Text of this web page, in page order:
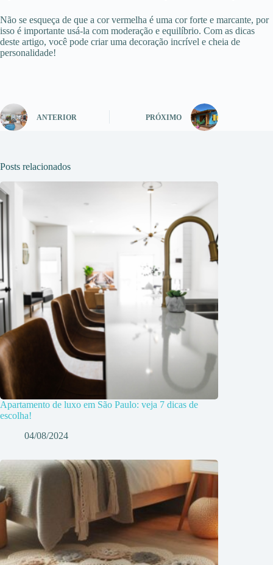
Não se esqueça de que a cor vermelha é uma cor forte e marcante, por
isso é importante usá-la com moderação e equilíbrio. Com as dicas
deste artigo, você pode criar uma decoração incrível e cheia de
personalidade!
ANTERIOR PRÓXIMO
Posts relacionados
Apartamento de luxo em São Paulo: veja 7 dicas de
escolha!
04/08/2024